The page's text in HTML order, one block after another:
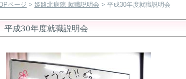
ページ > 姫路北病院 就職説明会 > 平成30年度就職説明会
平成30年度就職説明会